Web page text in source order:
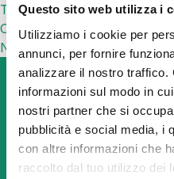
Questo sito web utilizza i
Utilizziamo i cookie per
annunci, per fornire
analizzare il nostro traffico.
informazioni sul modo in
nostri partner che si
pubblicità e social media, i
con altre informazioni che
raccolto dal tuo utilizzo dei
TURFPAD: per superfici
Commenti recenti
Nessun commento da
Cerca Italiano